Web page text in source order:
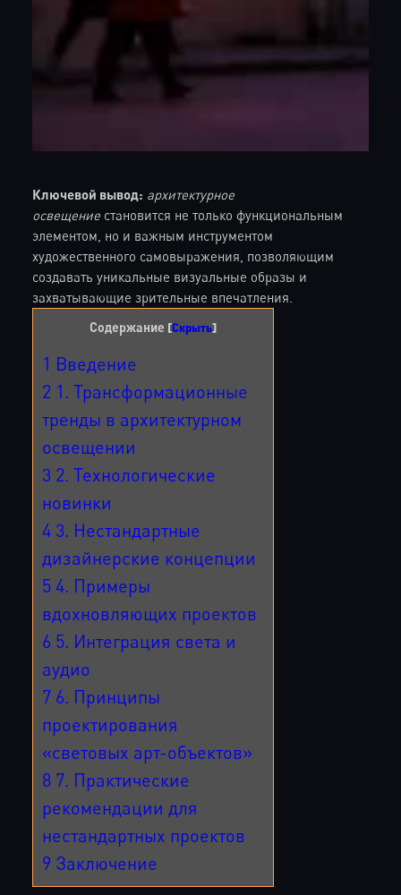
Ключевой вывод: архитектурное
освещение становится не только функциональным
элементом, но и важным инструментом
художественного самовыражения, позволяющим
создавать уникальные визуальные образы и
захватывающие зрительные впечатления.
Содержание [Скрыть]
1 Введение
2 1. Трансформационные
тренды в архитектурном
освещении
3 2. Технологические
новинки
4 3. Нестандартные
дизайнерские концепции
5 4. Примеры
вдохновляющих проектов
6 5. Интеграция света и
аудио
7 6. Принципы
проектирования
«световых арт-объектов»
8 7. Практические
рекомендации для
нестандартных проектов
9 Заключение